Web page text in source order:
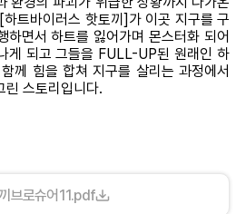
트바이러스 핫토끼]가 이곳 지구를 구
하면서 하트를 잃어가며 몬스터화 되어
게 되고 그들을 FULL-UP된 원래인 하
께 힘을 합쳐 지구를 살리는 과정에서
린 스토리입니다.
브로슈어11.pdf